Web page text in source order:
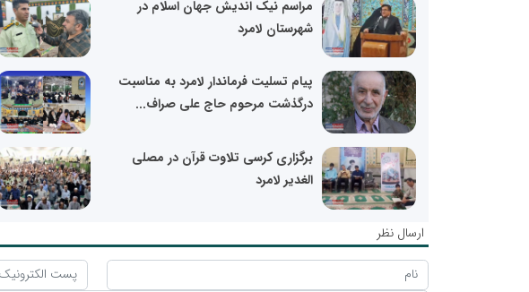
مراسم نیک اندیش جهان اسلام در
شهرستان لامرد
پیام تسلیت فرماندار لامرد به مناسبت
درگذشت مرحوم حاج علی صراف...
برگزاری کرسی تلاوت قرآن در مصلی
الغدیر لامرد
ارسال نظر